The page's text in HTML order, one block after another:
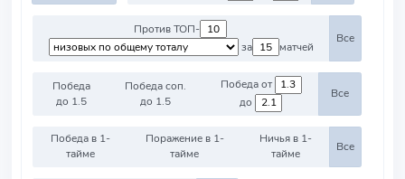
Против ТОП-
за
матчей
Все
Победа
до 1.5
Победа соп.
до 1.5
Победа от
до
Все
Победа в 1-
тайме
Поражение в 1-
тайме
Ничья в 1-
тайме
Все